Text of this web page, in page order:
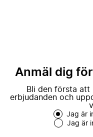
Anmäl dig
Bli den första att
erbjudanden och
Jag är
Jag är